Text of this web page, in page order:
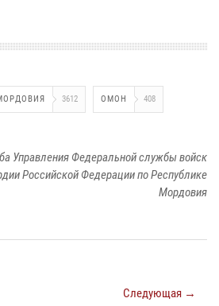
3612 ОМОН 408
Управления Федеральной службы войск
Российской Федерации по Республике
Мордовия
Следующая →